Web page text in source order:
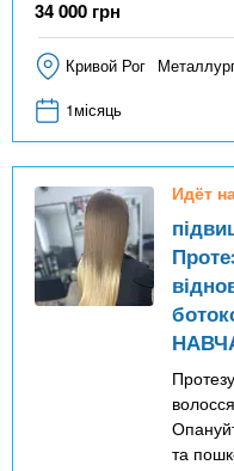
34 000 грн
Кривой Рог
1місяць
Идёт
та